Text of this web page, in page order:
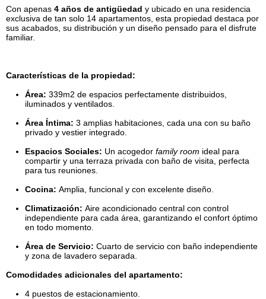
Con apenas 4 años de antigüedad y ubicado en una residencia
exclusiva de tan solo 14 apartamentos, esta propiedad destaca por
sus acabados, su distribución y un diseño pensado para el disfrute
familiar.
Características de la propiedad:
Área: 339m2 de espacios perfectamente distribuidos,
iluminados y ventilados.
Área Íntima: 3 amplias habitaciones, cada una con su baño
privado y vestier integrado.
Espacios Sociales: Un acogedor family room ideal para
compartir y una terraza privada con baño de visita, perfecta
para tus reuniones.
Cocina: Amplia, funcional y con excelente diseño.
Climatización: Aire acondicionado central con control
independiente para cada área, garantizando el confort óptimo
en todo momento.
Área de Servicio: Cuarto de servicio con baño independiente
y zona de lavadero separada.
Comodidades adicionales del apartamento:
4 puestos de estacionamiento.